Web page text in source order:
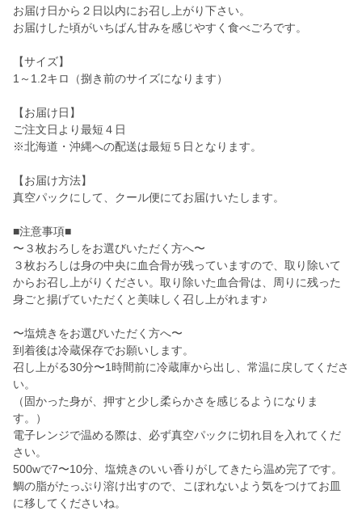
お届け日から２日以内にお召し上がり下さい。
お届けした頃がいちばん甘みを感じやすく食べごろです。
【サイズ】
1～1.2キロ（捌き前のサイズになります）
【お届け日】
ご注文日より最短４日
※北海道・沖縄への配送は最短５日となります。
【お届け方法】
真空パックにして、クール便にてお届けいたします。
■注意事項■
〜３枚おろしをお選びいただく方へ〜
３枚おろしは身の中央に血合骨が残っていますので、取り除いて
からお召し上がりください。取り除いた血合骨は、周りに残った
身ごと揚げていただくと美味しく召し上がれます♪
〜塩焼きをお選びいただく方へ〜
到着後は冷蔵保存でお願いします。
召し上がる30分〜1時間前に冷蔵庫から出し、常温に戻してくださ
い。
（固かった身が、押すと少し柔らかさを感じるようになりま
す。）
電子レンジで温める際は、必ず真空パックに切れ目を入れてくだ
さい。
500wで7〜10分、塩焼きのいい香りがしてきたら温め完了です。
鯛の脂がたっぷり溶け出すので、こぼれないよう気をつけてお皿
に移してくださいね。